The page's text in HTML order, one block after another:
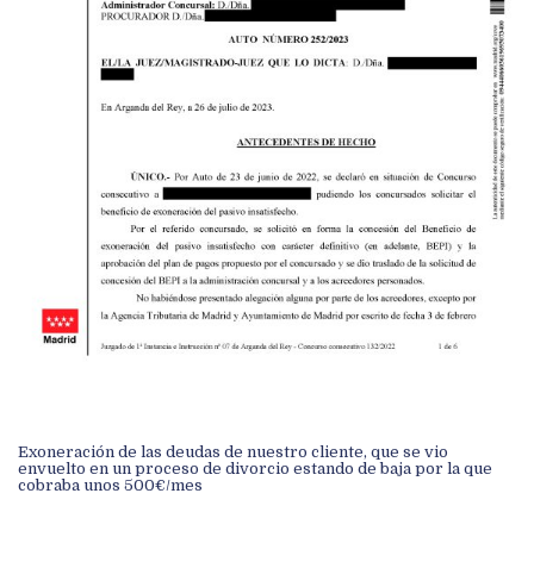
Exoneración de las deudas de nuestro cliente, que se vio
envuelto en un proceso de divorcio estando de baja por la que
cobraba unos 500€/mes